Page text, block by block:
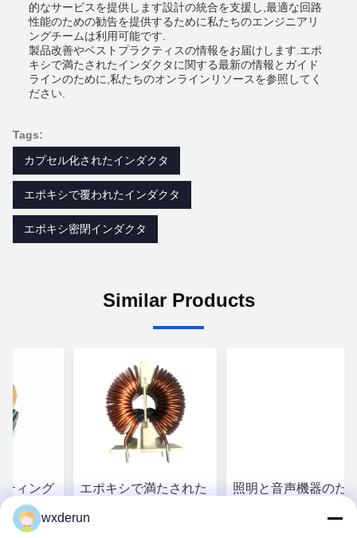
的なサービスを提供します設計の統合を支援し,最適な回路
性能のための勧告を提供するために私たちのエンジニアリ
ングチームは利用可能です.
製品改善やベストプラクティスの情報をお届けします.エポ
キシで満たされたインダクタに関する最新の情報とガイド
ラインのために,私たちのオンラインリソースを参照してく
ださい.
Tags:
カプセル化されたインダクタ
エポキシで覆われたインダクタ
エポキシ密閉インダクタ
Similar Products
ティング
タイプ
された
エポキシで満たされた
ル電子機器のための
照明と音声機器のた
の,シールされたエポ
wxderun